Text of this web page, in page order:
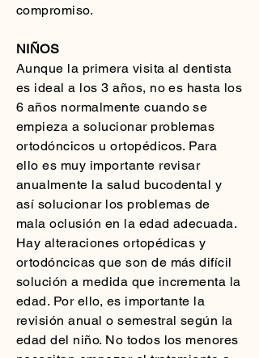
compromiso.
NIÑOS
Aunque la primera visita al dentista
es ideal a los 3 años, no es hasta los
6 años normalmente cuando se
empieza a solucionar problemas
ortodóncicos u ortopédicos. Para
ello es muy importante revisar
anualmente la salud bucodental y
así solucionar los problemas de
mala oclusión en la edad adecuada.
Hay alteraciones ortopédicas y
ortodóncicas que son de más difícil
solución a medida que incrementa la
edad. Por ello, es importante la
revisión anual o semestral según la
edad del niño. No todos los menores